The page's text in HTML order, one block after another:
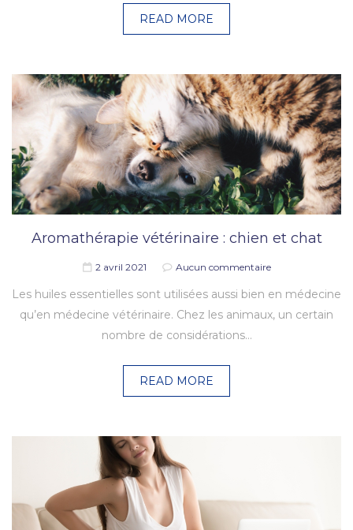
READ MORE
Aromathérapie vétérinaire : chien et chat
2 avril 2021 Aucun commentaire
Les huiles essentielles sont utilisées aussi bien en médecine
qu’en médecine vétérinaire. Chez les animaux, un certain
nombre de considérations…
READ MORE